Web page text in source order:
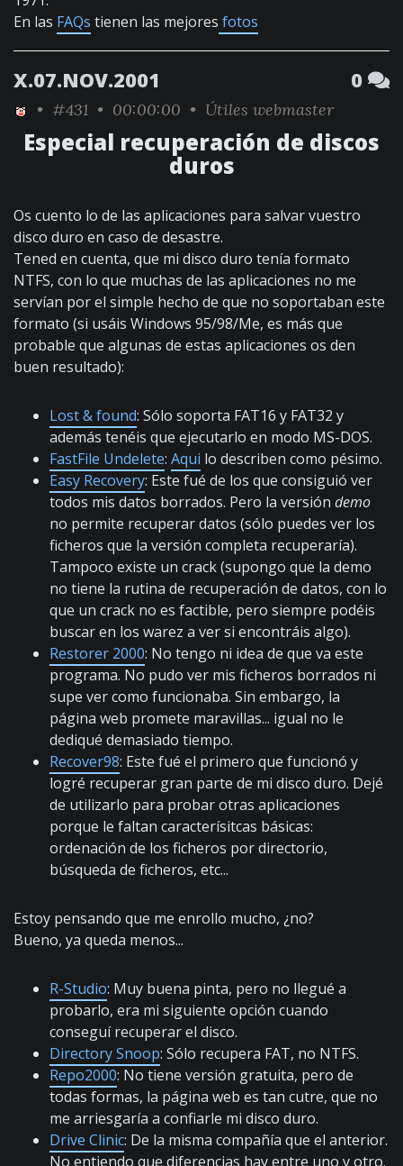
En las FAQs tienen las mejores fotos
X.07.NOV.2001 0
• #431 • 00:00:00 • Útiles webmaster
Especial recuperación de discos
duros
Os cuento lo de las aplicaciones para salvar vuestro
disco duro en caso de desastre.
Tened en cuenta, que mi disco duro tenía formato
NTFS, con lo que muchas de las aplicaciones no me
servían por el simple hecho de que no soportaban este
formato (si usáis Windows 95/98/Me, es más que
probable que algunas de estas aplicaciones os den
buen resultado):
Lost & found: Sólo soporta FAT16 y FAT32 y
además tenéis que ejecutarlo en modo MS-DOS.
FastFile Undelete: Aqui lo describen como pésimo.
Easy Recovery: Este fué de los que consiguió ver
todos mis datos borrados. Pero la versión demo
no permite recuperar datos (sólo puedes ver los
ficheros que la versión completa recuperaría).
Tampoco existe un crack (supongo que la demo
no tiene la rutina de recuperación de datos, con lo
que un crack no es factible, pero siempre podéis
buscar en los warez a ver si encontráis algo).
Restorer 2000: No tengo ni idea de que va este
programa. No pudo ver mis ficheros borrados ni
supe ver como funcionaba. Sin embargo, la
página web promete maravillas... igual no le
dediqué demasiado tiempo.
Recover98: Este fué el primero que funcionó y
logré recuperar gran parte de mi disco duro. Dejé
de utilizarlo para probar otras aplicaciones
porque le faltan caracterísitcas básicas:
ordenación de los ficheros por directorio,
búsqueda de ficheros, etc...
Estoy pensando que me enrollo mucho, ¿no?
Bueno, ya queda menos...
R-Studio: Muy buena pinta, pero no llegué a
probarlo, era mi siguiente opción cuando
conseguí recuperar el disco.
Directory Snoop: Sólo recupera FAT, no NTFS.
Repo2000: No tiene versión gratuita, pero de
todas formas, la página web es tan cutre, que no
me arriesgaría a confiarle mi disco duro.
Drive Clinic: De la misma compañía que el anterior.
No entiendo que diferencias hay entre uno y otro.